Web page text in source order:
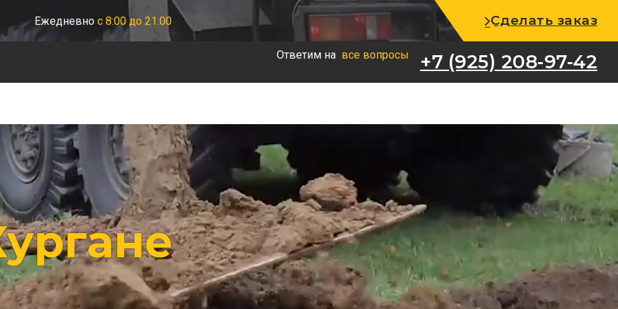
+7 (925) 208-97-42
Ежедневно с 8:00 до 21:00 Сделать заказ
Ответим на все вопросы +7 (925) 208-97-42